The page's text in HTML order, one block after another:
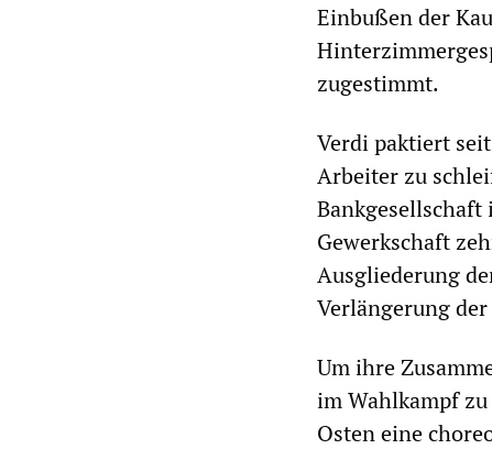
Einbußen der
zugestimmt.
Verdi paktiert
Arbeiter zu
Bankgesellschaft
Gewerkschaft
Ausgliederung
Verlängerung
Um ihre
im Wahlkampf
Osten eine